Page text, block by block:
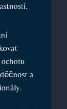
ochotu
a